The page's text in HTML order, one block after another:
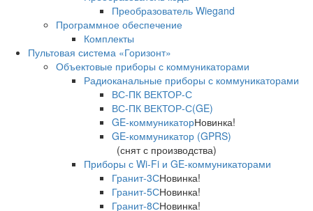
Преобразователь Wiegand
Программное обеспечение
Комплекты
Пультовая система «Горизонт»
Объектовые приборы с коммуникаторами
Радиоканальные приборы с коммуникаторами
ВС-ПК ВЕКТОР-С
ВС-ПК ВЕКТОР-С(GE)
GE-коммуникаторНовинка!
GE-коммуникатор (GPRS)
(снят с производства)
Приборы с Wi-Fi и GE-коммуникаторами
Гранит-3СНовинка!
Гранит-5СНовинка!
Гранит-8СНовинка!